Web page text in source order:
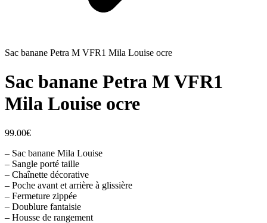
Sac banane Petra M VFR1 Mila Louise ocre
Sac banane Petra M VFR1
Mila Louise ocre
99.00€
– Sac banane Mila Louise
– Sangle porté taille
– Chaînette décorative
– Poche avant et arrière à glissière
– Fermeture zippée
– Doublure fantaisie
– Housse de rangement